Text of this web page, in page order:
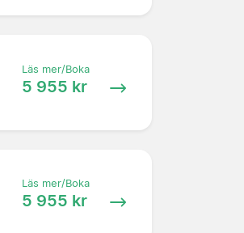
Läs mer/Boka
5 955 kr
Läs mer/Boka
5 955 kr